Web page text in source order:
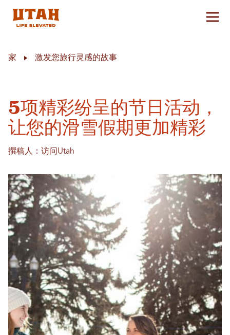
切换
家 激发您旅行灵感的故事
5项精彩纷呈的节日活动，
让您的滑雪假期更加精彩
撰稿人：访问Utah